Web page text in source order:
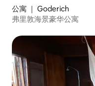
公寓 ｜ Goderich
弗里敦海景豪华公寓